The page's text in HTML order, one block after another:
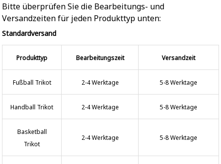
Bitte überprüfen Sie die Bearbeitungs- und
Versandzeiten für jeden Produkttyp unten:
Standardversand
Produkttyp Bearbeitungszeit Versandzeit
Fußball Trikot 2-4 Werktage 5-8 Werktage
Handball Trikot 2-4 Werktage 5-8 Werktage
Basketball
Trikot
2-4 Werktage 5-8 Werktage